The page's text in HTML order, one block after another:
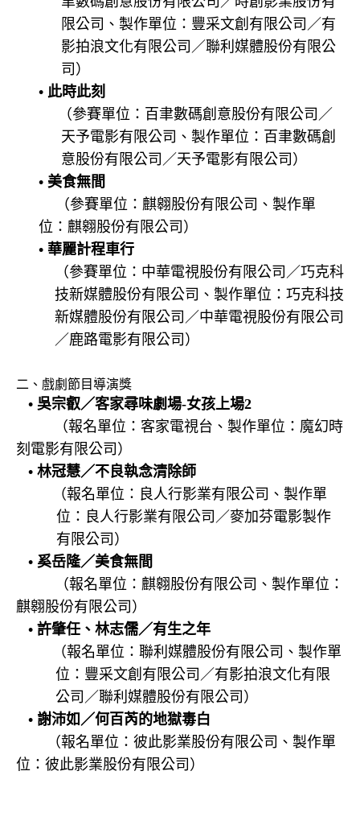
限公司、製作單位：豐采文創有限公司／有
影拍浪文化有限公司／聯利媒體股份有限公
司）
• 此時此刻
（參賽單位：百聿數碼創意股份有限公司／
天予電影有限公司、製作單位：百聿數碼創
意股份有限公司／天予電影有限公司）
• 美食無間
（參賽單位：麒翱股份有限公司、製作單
位：麒翱股份有限公司）
• 華麗計程車行
（參賽單位：中華電視股份有限公司／巧克科
技新媒體股份有限公司、製作單位：巧克科技
新媒體股份有限公司／中華電視股份有限公司
／鹿路電影有限公司）
二、戲劇節目導演獎
• 吳宗叡／客家尋味劇場-女孩上場2
（報名單位：客家電視台、製作單位：魔幻時
刻電影有限公司）
• 林冠慧／不良執念清除師
（報名單位：良人行影業有限公司、製作單
位：良人行影業有限公司／麥加芬電影製作
有限公司）
• 奚岳隆／美食無間
（報名單位：麒翱股份有限公司、製作單位：
麒翱股份有限公司）
• 許肇任、林志儒／有生之年
（報名單位：聯利媒體股份有限公司、製作單
位：豐采文創有限公司／有影拍浪文化有限
公司／聯利媒體股份有限公司）
• 謝沛如／何百芮的地獄毒白
（報名單位：彼此影業股份有限公司、製作單
位：彼此影業股份有限公司）